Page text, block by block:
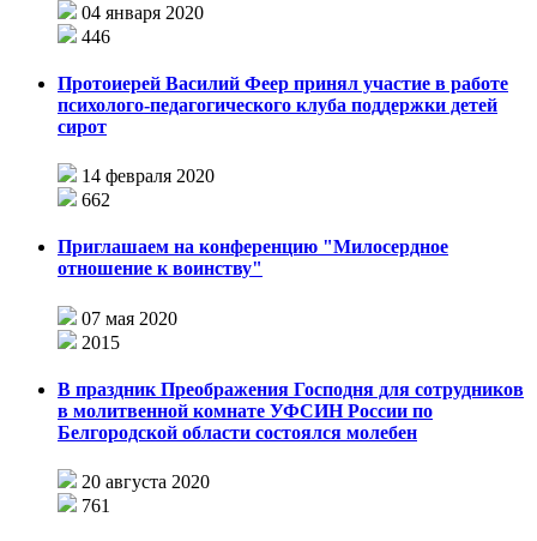
04 января 2020
446
Протоиерей Василий Феер принял участие в работе
психолого-педагогического клуба поддержки детей
сирот
14 февраля 2020
662
Приглашаем на конференцию "Милосердное
отношение к воинству"
07 мая 2020
2015
В праздник Преображения Господня для сотрудников
в молитвенной комнате УФСИН России по
Белгородской области состоялся молебен
20 августа 2020
761